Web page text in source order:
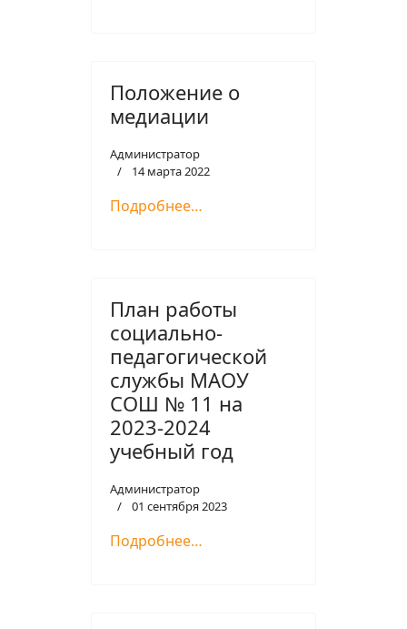
Положение о
медиации
Администратор
14 марта 2022
Подробнее…
План работы
социально-
педагогической
службы МАОУ
СОШ № 11 на
2023-2024
учебный год
Администратор
01 сентября 2023
Подробнее…